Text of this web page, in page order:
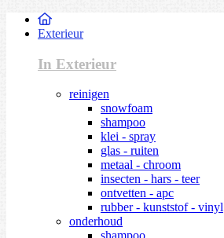
Exterieur
In Exterieur
reinigen
snowfoam
shampoo
klei - spray
glas - ruiten
metaal - chroom
insecten - hars - teer
ontvetten - apc
rubber - kunststof - vinyl
onderhoud